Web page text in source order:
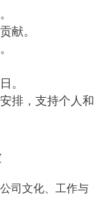
献。
。
排，支持个人和
司文化、工作与